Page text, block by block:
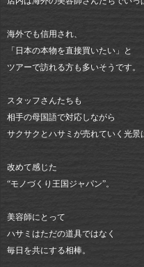
海外でも信用され、
「日本の本物を直接買いたい」と
ツアーで訪れる方も多いそうです。
スタッフさんたちも
相手の母国語で対応しながら
サクサクとハサミが売れていく光景
改めて感じた
“モノづくり王国ジャパン”。
美容師にとって
ハサミはただの道具ではなく
毎日を共にする相棒。